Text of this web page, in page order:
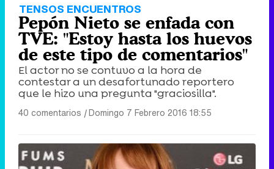
TENSOS ENCUENTROS
Pepón Nieto se enfada con
TVE: "Estoy hasta los huevos
de este tipo de comentarios"
El actor no se contuvo a la hora de
contestar a un desafortunado reportero
que le hizo una pregunta "graciosilla".
40 comentarios |Domingo 7 Febrero 2016 18:55